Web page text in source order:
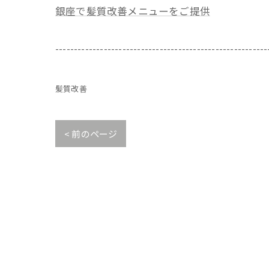
銀座で髪質改善メニューをご提供
髪質改善
< 前のページ